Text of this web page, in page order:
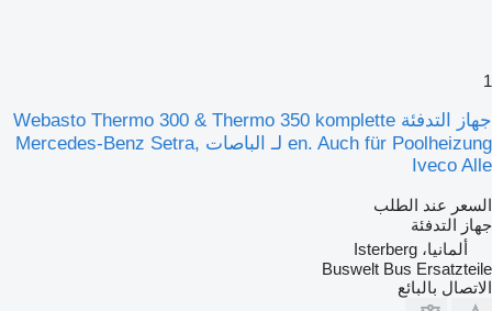
1
جهاز التدفئة Webasto Thermo 300 & Thermo 350 komplette
en. Auch für Poolheizung لـ الباصات Mercedes-Benz Setra,
Iveco Alle
السعر عند الطلب
جهاز التدفئة
ألمانيا، Isterberg
Buswelt Bus Ersatzteile
الاتصال بالبائع